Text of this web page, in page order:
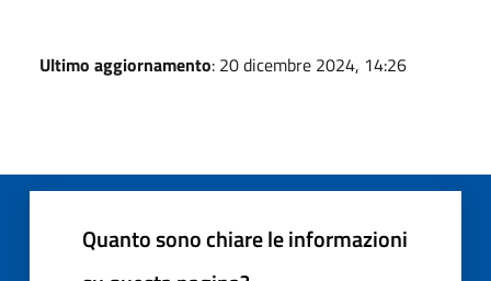
Ultimo aggiornamento: 20 dicembre 2024, 14:26
Quanto sono chiare le informazioni